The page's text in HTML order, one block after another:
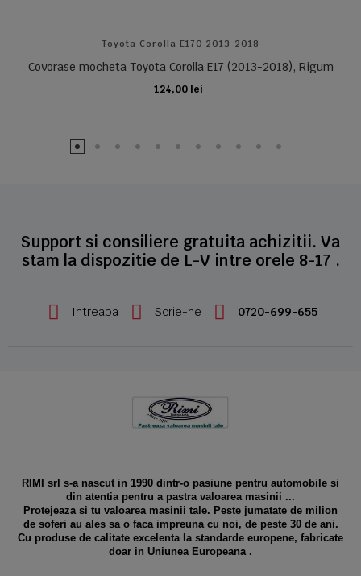
Toyota Corolla E170 2013-2018
Covorase mocheta Toyota Corolla E17 (2013-2018), Rigum
124,00 lei
ADAUGA IN COS
Support si consiliere gratuita achizitii. Va
stam la dispozitie de L-V intre orele 8-17 .
Intreaba Scrie-ne 0720-699-655
RIMI srl s-a nascut in 1990 dintr-o pasiune pentru automobile si
din atentia pentru a pastra valoarea masinii ...
Protejeaza si tu valoarea masinii tale. Peste jumatate de milion
de soferi au ales sa o faca impreuna cu noi, de peste 30 de ani.
Cu produse de calitate excelenta la standarde europene, fabricate
doar in Uniunea Europeana .